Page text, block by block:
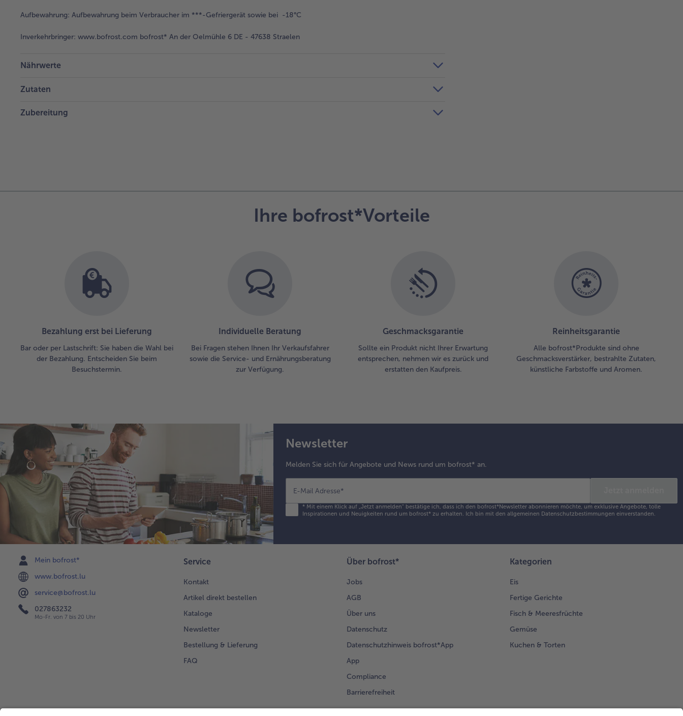
Aufbewahrung: Aufbewahrung beim Verbraucher im ***-Gefriergerät sowie bei -18°C
Inverkehrbringer: www.bofrost.com bofrost* An der Oelmühle 6 DE - 47638 Straelen
Nährwerte
Zutaten
Zubereitung
Ihre bofrost*Vorteile
Bezahlung erst bei Lieferung
Bar oder per Lastschrift: Sie haben die Wahl bei
der Bezahlung. Entscheiden Sie beim
Besuchstermin.
Individuelle Beratung
Bei Fragen stehen Ihnen Ihr Verkaufsfahrer
sowie die Service- und Ernährungsberatung
zur Verfügung.
Geschmacksgarantie
Sollte ein Produkt nicht Ihrer Erwartung
entsprechen, nehmen wir es zurück und
erstatten den Kaufpreis.
Reinheitsgarantie
Alle bofrost*Produkte sind ohne
Geschmacksverstärker, bestrahlte Zutaten,
künstliche Farbstoffe und Aromen.
Newsletter
Melden Sie sich für Angebote und News rund um bofrost* an.
E-Mail Adresse*
*Mit einem Klick auf „Jetzt anmelden" bestätige ich, dass ich den bofrost*Newsletter abonnieren möchte, um exklusive Angebote, tolle
Inspirationen und Neuigkeiten rund um bofrost* zu erhalten. Ich bin mit den allgemeinen Datenschutzbestimmungen einverstanden.
Mein bofrost*
www.bofrost.lu
service@bofrost.lu
027863232
Mo-Fr. von 7 bis 20 Uhr
Service
Kontakt
Artikel direkt bestellen
Kataloge
Newsletter
Bestellung & Lieferung
FAQ
Über bofrost*
Jobs
AGB
Über uns
Datenschutz
Datenschutzhinweis bofrost*App
App
Compliance
Barrierefreiheit
Kategorien
Eis
Fertige Gerichte
Fisch & Meeresfrüchte
Gemüse
Kuchen & Torten